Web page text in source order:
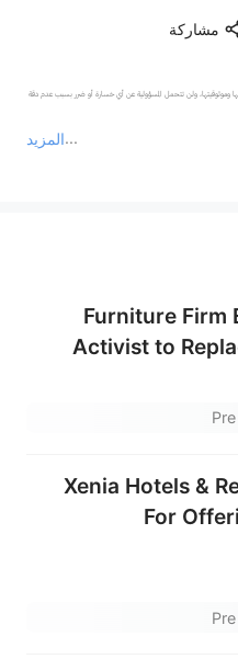
مشاركة
المزيد
ولن تتحمل المسؤولية عن أي خسارة أو ضرر بسبب عدم دقة
ولا تقدم أي التزامات أو ضمانات.
'Furniture Firm
Activist to
Pre
Xenia Hotels &
For
Pre